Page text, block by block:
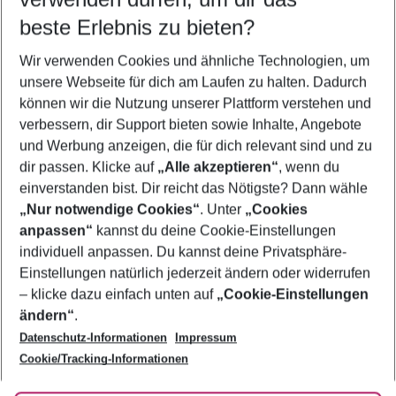
5-8 Nächte
2 Erwachsene Keine Kinder
Mehr Filter anzeigen
Footer
Footer navigation
Über uns
AGB
Bestpreisgarantie
Cookie-Einstellungen ändern
Cookie-Richtlinie
Agenturbetreuung
Barrierefreies Reisen
Folge uns
beste Erlebnis zu bieten?
Wir verwenden Cookies und ähnliche Technologien, um
unsere Webseite für dich am Laufen zu halten. Dadurch
können wir die Nutzung unserer Plattform verstehen und
verbessern, dir Support bieten sowie Inhalte, Angebote
und Werbung anzeigen, die für dich relevant sind und zu
dir passen. Klicke auf „Alle akzeptieren“, wenn du
einverstanden bist. Dir reicht das Nötigste? Dann wähle
„Nur notwendige Cookies“. Unter „Cookies
anpassen“ kannst du deine Cookie-Einstellungen
individuell anpassen. Du kannst deine Privatsphäre-
Einstellungen natürlich jederzeit ändern oder widerrufen
– klicke dazu einfach unten auf „Cookie-Einstellungen
ändern“.
Datenschutz-Informationen
Impressum
Cookie/Tracking-Informationen